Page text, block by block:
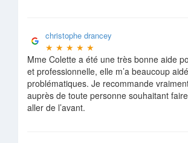
christophe drancey
★ ★ ★ ★ ★
Mme Colette a été une très bonne aide
et professionnelle, elle m’a beaucoup
problématiques. Je recommande
auprès de toute personne souhaitant
aller de l’avant.